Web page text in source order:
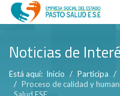
Noticias de
Está aquí: Inicio Participa
Proceso de calidad y